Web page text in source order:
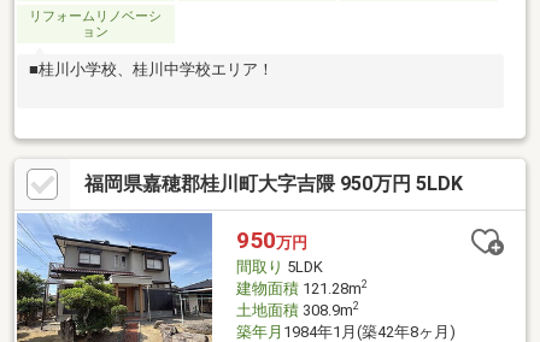
リフォームリノベーシ
ョン
■桂川小学校、桂川中学校エリア！
福岡県嘉穂郡桂川町大字吉隈 950万円 5LDK
950万円
間取り 5LDK
建物面積121.28m2
土地面積308.9m2
築年月 1984年1月(築42年8ヶ月)